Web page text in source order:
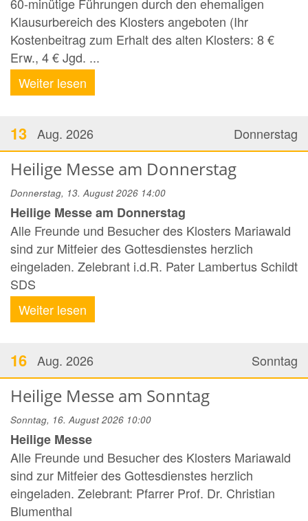
60-minütige Führungen durch den ehemaligen
Klausurbereich des Klosters angeboten (Ihr
Kostenbeitrag zum Erhalt des alten Klosters: 8 €
Erw., 4 € Jgd. ...
Weiter lesen
Donnerstag
13 Aug. 2026
Heilige Messe am Donnerstag
Donnerstag, 13. August 2026 14:00
Heilige Messe am Donnerstag
Alle Freunde und Besucher des Klosters Mariawald
sind zur Mitfeier des Gottesdienstes herzlich
eingeladen. Zelebrant i.d.R. Pater Lambertus Schildt
SDS
Weiter lesen
Sonntag
16 Aug. 2026
Heilige Messe am Sonntag
Sonntag, 16. August 2026 10:00
Heilige Messe
Alle Freunde und Besucher des Klosters Mariawald
sind zur Mitfeier des Gottesdienstes herzlich
eingeladen. Zelebrant: Pfarrer Prof. Dr. Christian
Blumenthal